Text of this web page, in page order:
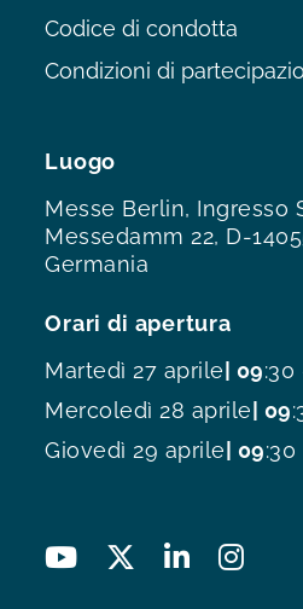
Luogo
Messe Berlin, Ingresso
Messedamm 22, D-
Germania
Orari di apertura
Martedì 27 aprile| 09:30
Mercoledì 28 aprile| 09
Giovedì 29 aprile| 09:30
Codice di condotta
Condizioni di